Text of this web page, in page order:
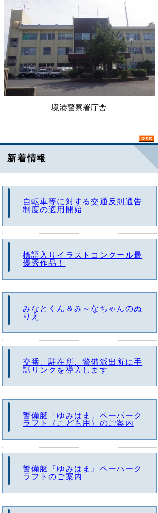
境港警察署庁舎
新着情報
自転車等に対する交通反則通告
制度の適用開始
標語入りイラストコンクール最
優秀作品！
みなとくん＆み～なちゃんのぬ
りえ
交番、駐在所、警備派出所に手
話リンクを導入します
警備艇「ゆみはま」ペーパーク
ラフト（こども用）のご案内
警備艇『ゆみはま』ペーパーク
ラフトのご案内